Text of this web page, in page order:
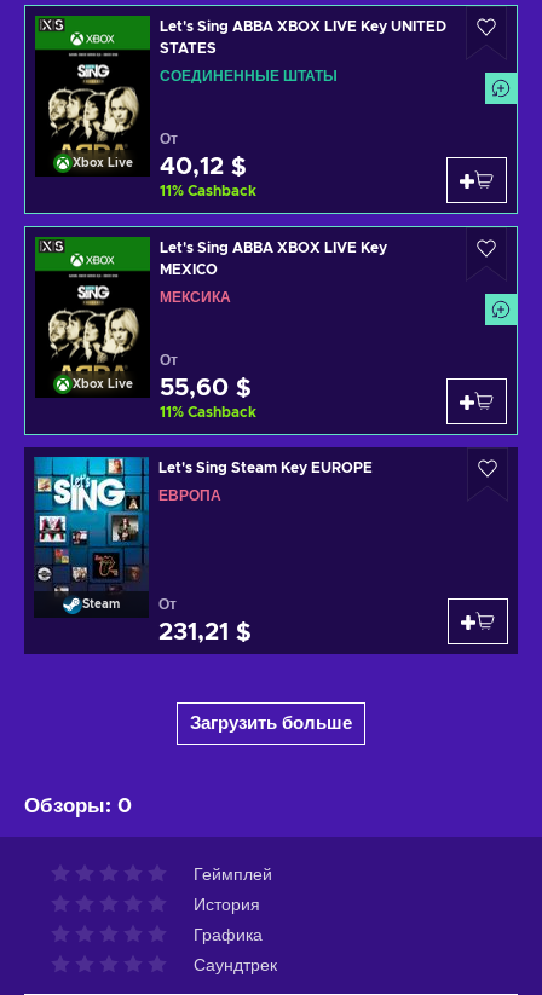
Xbox Live
Let's Sing ABBA XBOX LIVE Key UNITED
STATES
СОЕДИНЕННЫЕ ШТАТЫ
От
40,12 $
11% Cashback
Xbox Live
Let's Sing ABBA XBOX LIVE Key
MEXICO
МЕКСИКА
От
55,60 $
11% Cashback
Steam
Let's Sing Steam Key EUROPE
ЕВРОПА
От
231,21 $
Загрузить больше
Обзоры: 0
Геймплей
История
Графика
Саундтрек